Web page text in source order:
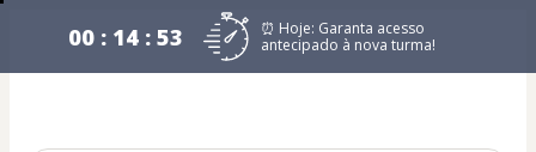
00 : 14 : 53
⏰ Hoje: Garanta acesso
antecipado à nova turma!